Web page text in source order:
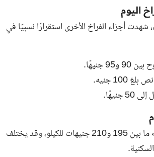
اليوم
شهدت أجزاء الفراخ الأخرى استقرارًا نسبيًا في
جنيهًا.
100 جنيه.
جنيهًا.
سجل سعر كيلو البانيه ما بين 195 و210 جنيهات للكيلو، وقد يختلف